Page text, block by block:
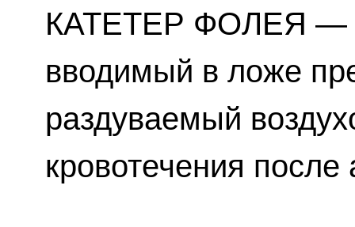
КАТЕТЕР ФОЛЕЯ —
вводимый в ложе
раздуваемый
кровотечения